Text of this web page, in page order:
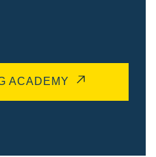
ACADEMY